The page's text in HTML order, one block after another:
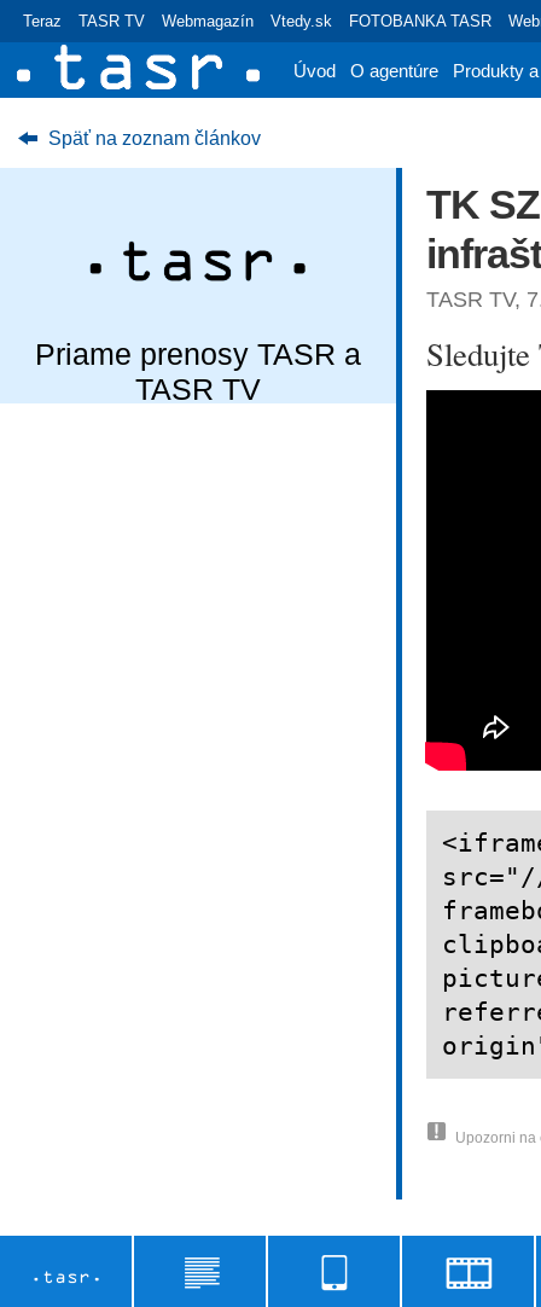
Teraz TASR TV Webmagazín Vtedy.sk FOTOBANKA TASR
Úvod O agentúre Produkty
Späť na zoznam článkov
Priame prenosy TASR a
TASR TV
TK
TASR TV,
src="//
Upozorni na